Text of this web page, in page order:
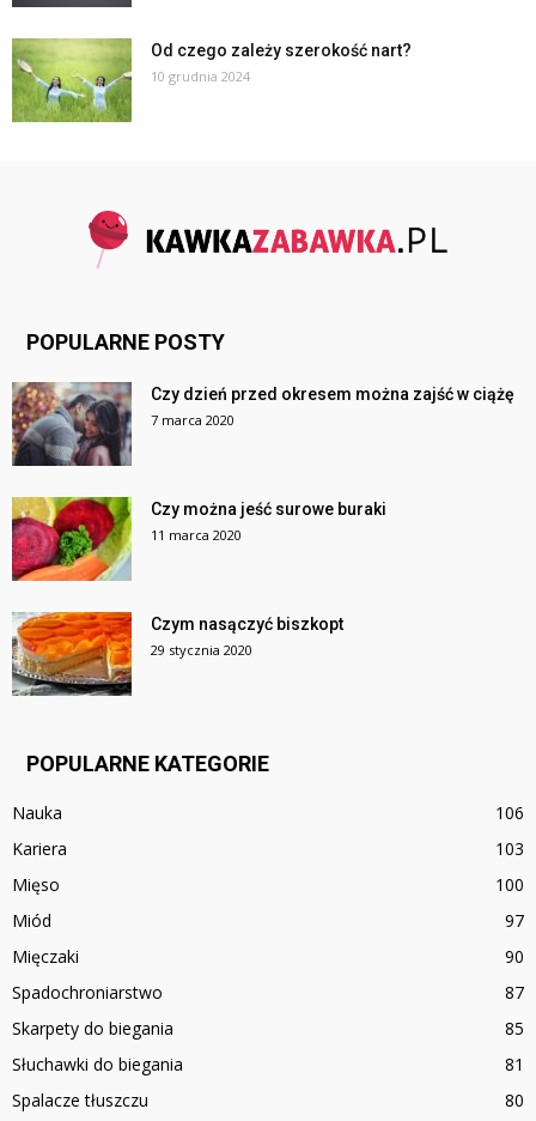
Od czego zależy szerokość nart?
10 grudnia 2024
POPULARNE POSTY
Czy dzień przed okresem można zajść w ciążę
7 marca 2020
Czy można jeść surowe buraki
11 marca 2020
Czym nasączyć biszkopt
29 stycznia 2020
POPULARNE KATEGORIE
Nauka
106
Kariera
103
Mięso
100
Miód
97
Mięczaki
90
Spadochroniarstwo
87
Skarpety do biegania
85
Słuchawki do biegania
81
Spalacze tłuszczu
80